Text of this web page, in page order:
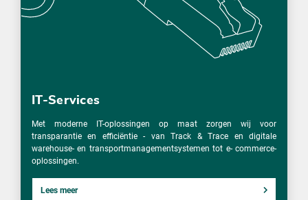
IT-Services
Met moderne IT-oplossingen op maat zorgen wij voor
transparantie en efficiëntie - van Track & Trace en digitale
warehouse- en transportmanagementsystemen tot e- commerce-
oplossingen.
Lees meer